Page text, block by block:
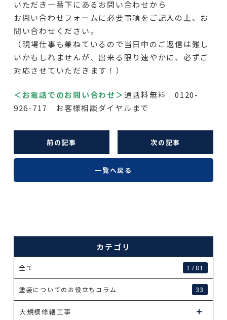
いただき一番下にあるお問い合わせから
お問い合わせフォームに必要事項をご記入の上、お
問い合わせください。
（現場仕事も兼ねているので当日中のご返信は難し
いかもしれませんが、出来る限り速やかに、必ずご
対応させていただきます！）
＜お電話でのお問い合わせ＞通話料無料 0120-
926-717 お客様相談ダイヤルまで
前の記事 次の記事
一覧へ戻る
カテゴリ
全て 1781
塗装についてのお役立ちコラム 33
大規模修繕工事